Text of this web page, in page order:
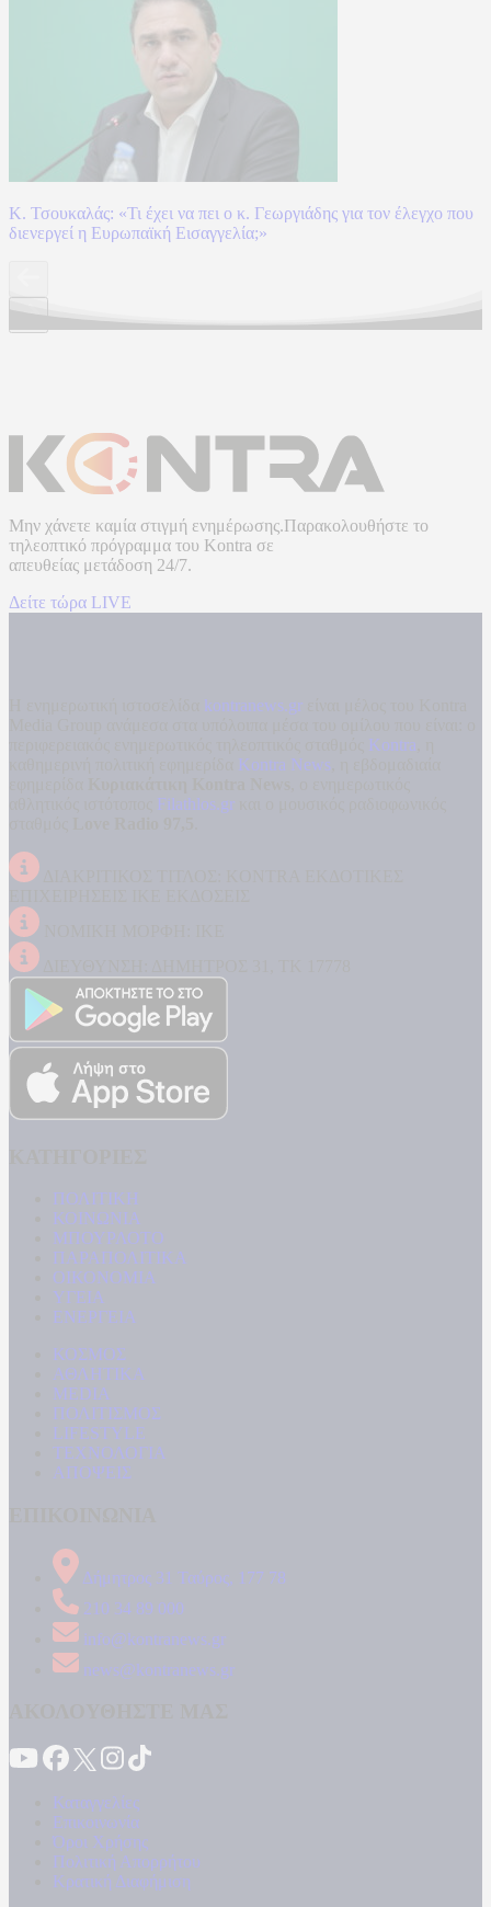
Κ. Τσουκαλάς: «Τι έχει να πει ο κ. Γεωργιάδης για τον έλεγχο που
διενεργεί η Ευρωπαϊκή Εισαγγελία;»
Μην χάνετε καμία στιγμή ενημέρωσης.Παρακολουθήστε το
τηλεοπτικό πρόγραμμα του Kontra σε
απευθείας μετάδοση 24/7.
Δείτε τώρα LIVE
kontranews.gr
Kontra
Kontra News
Filathlos.gr
ΠΟΛΙΤΙΚΗ
ΚΟΙΝΩΝΙΑ
ΜΠΟΥΡΛΟΤΟ
ΠΑΡΑΠΟΛΙΤΙΚΑ
ΟΙΚΟΝΟΜΙΑ
ΥΓΕΙΑ
ΕΝΕΡΓΕΙΑ
ΚΟΣΜΟΣ
ΑΘΛΗΤΙΚΑ
MEDIA
ΠΟΛΙΤΙΣΜΟΣ
LIFESTYLE
ΤΕΧΝΟΛΟΓΙΑ
ΑΠΟΨΕΙΣ
Δήμητρος 31 Ταύρος, 177 78
210 34 89 000
info@kontranews.gr
news@kontranews.gr
Καταγγελίες
Επικοινωνία
Όροι Χρήσης
Πολιτική Απορρήτου
Κρατική Διαφήμιση